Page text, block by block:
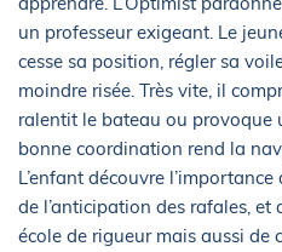
un professeur exigeant. Le
cesse sa position, régler sa
moindre risée. Très vite, il
ralentit le bateau ou provoque
bonne coordination rend la
L’enfant découvre
de l’anticipation des rafales, et
école de rigueur mais aussi de